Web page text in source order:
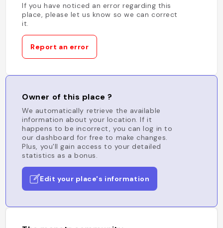
If you have noticed an error regarding this
place, please let us know so we can correct
it.
Report an error
Owner of this place ?
We automatically retrieve the available
information about your location. If it
happens to be incorrect, you can log in to
our dashboard for free to make changes.
Plus, you'll gain access to your detailed
statistics as a bonus.
Edit your place's information